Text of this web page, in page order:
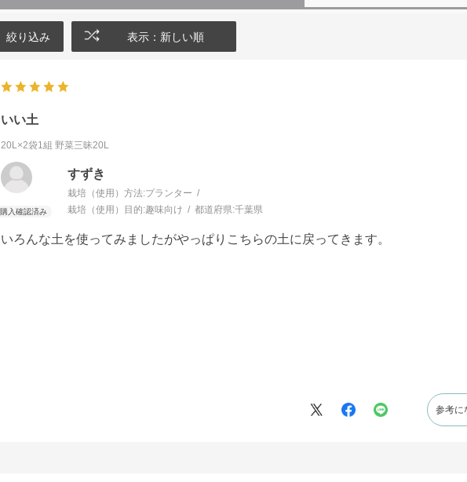
絞り込み 表示：新しい順
いい土
20L×2袋1組 野菜三昧20L
すずき
栽培（使用）方法:プランター
栽培（使用）目的:趣味向け 都道府県:千葉県
いろんな土を使ってみましたがやっぱりこちらの土に戻ってきます。
参考に